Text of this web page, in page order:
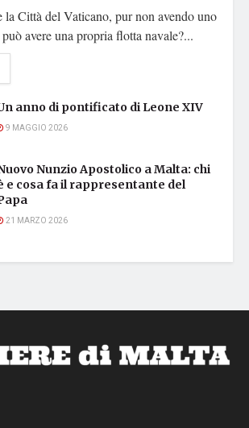
la Città del Vaticano, pur non avendo uno
avere una propria flotta navale?...
anno di pontificato di Leone XIV
9 MAGGIO 2026
Nunzio Apostolico a Malta: chi
e cosa fa il rappresentante del
21 MARZO 2026